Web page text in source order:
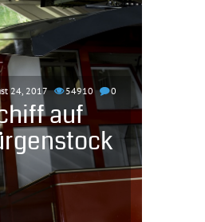
24, 2017 54910 0
auf